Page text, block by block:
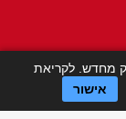
מחדש. לקריאת
אישור